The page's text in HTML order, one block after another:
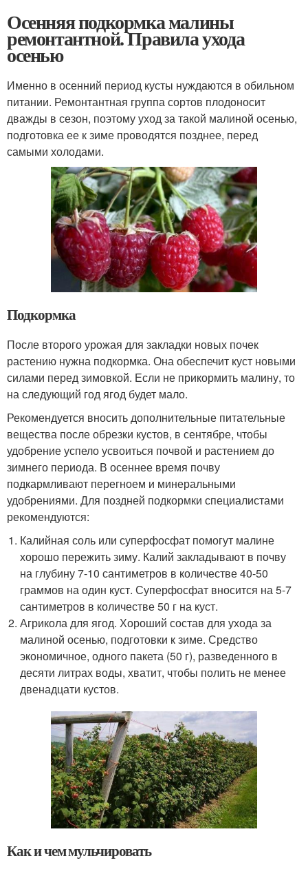
Осенняя подкормка малины
ремонтантной. Правила ухода
осенью
Именно в осенний период кусты нуждаются в обильном
питании. Ремонтантная группа сортов плодоносит
дважды в сезон, поэтому уход за такой малиной осенью,
подготовка ее к зиме проводятся позднее, перед
самыми холодами.
Подкормка
После второго урожая для закладки новых почек
растению нужна подкормка. Она обеспечит куст новыми
силами перед зимовкой. Если не прикормить малину, то
на следующий год ягод будет мало.
Рекомендуется вносить дополнительные питательные
вещества после обрезки кустов, в сентябре, чтобы
удобрение успело усвоиться почвой и растением до
зимнего периода. В осеннее время почву
подкармливают перегноем и минеральными
удобрениями. Для поздней подкормки специалистами
рекомендуются:
Калийная соль или суперфосфат помогут малине
хорошо пережить зиму. Калий закладывают в почву
на глубину 7-10 сантиметров в количестве 40-50
граммов на один куст. Суперфосфат вносится на 5-7
сантиметров в количестве 50 г на куст.
Агрикола для ягод. Хороший состав для ухода за
малиной осенью, подготовки к зиме. Средство
экономичное, одного пакета (50 г), разведенного в
десяти литрах воды, хватит, чтобы полить не менее
двенадцати кустов.
Как и чем мульчировать